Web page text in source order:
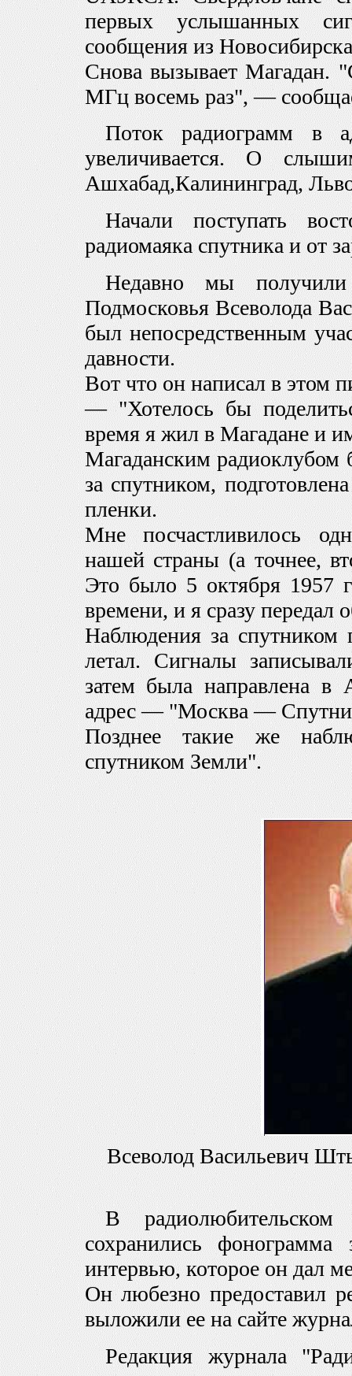
первых услышанных
сообщения из
Снова вызывает Магадан.
МГц восемь раз", —
Поток радиограмм в
увеличивается. О
Ашхабад,Калининград,
Начали поступать
радиомаяка спутника и от
Недавно мы
Подмосковья Всеволода
был непосредственным
давности.
Вот что он написал в этом
— "Хотелось бы
время я жил в Магадане и
Магаданским радиоклубом
за спутником,
пленки.
Мне посчастливилось
нашей страны (а точнее,
Это было 5 октября 1957
времени, и я сразу
Наблюдения за спутником
летал. Сигналы
затем была направлена
адрес — "Москва —
Позднее такие же
спутником Земли".
Всеволод Васильевич
В радиолюбительском
сохранились
интервью, которое он дал
Он любезно предоставил
выложили ее на сайте
Редакция журнала